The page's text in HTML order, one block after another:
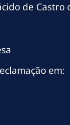
de
em: